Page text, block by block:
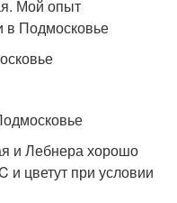
и Лебнера хорошо
и цветут при условии